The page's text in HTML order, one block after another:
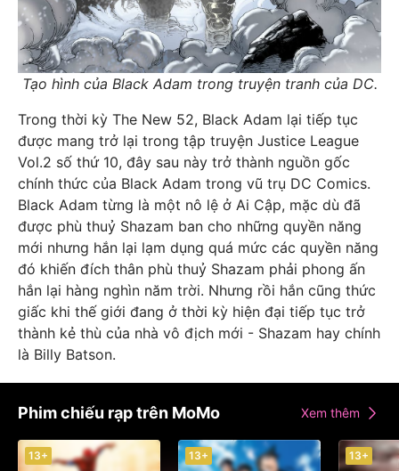
Tạo hình của Black Adam trong truyện tranh của DC.
Trong thời kỳ The New 52, Black Adam lại tiếp tục
được mang trở lại trong tập truyện Justice League
Vol.2 số thứ 10, đây sau này trở thành nguồn gốc
chính thức của Black Adam trong vũ trụ DC Comics.
Black Adam từng là một nô lệ ở Ai Cập, mặc dù đã
được phù thuỷ Shazam ban cho những quyền năng
mới nhưng hắn lại lạm dụng quá mức các quyền năng
đó khiến đích thân phù thuỷ Shazam phải phong ấn
hắn lại hàng nghìn năm trời. Nhưng rồi hắn cũng thức
giấc khi thế giới đang ở thời kỳ hiện đại tiếp tục trở
thành kẻ thù của nhà vô địch mới - Shazam hay chính
là Billy Batson.
Phim chiếu rạp trên MoMo Xem thêm
13+ 13+ 13+